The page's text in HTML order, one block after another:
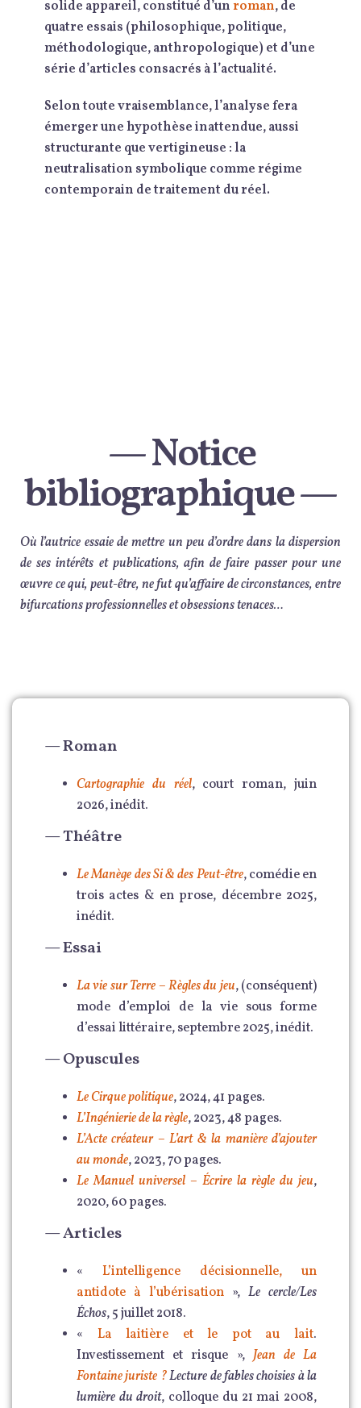
solide appareil, constitué d’unroman, de
quatre essais (philosophique, politique,
méthodologique, anthropologique) et d’une
série d’articles consacrés à l’actualité.
Selon toute vraisemblance, l’analyse fera
émerger une hypothèse inattendue, aussi
structurante que vertigineuse : la
neutralisation symbolique comme régime
contemporain de traitement du réel.
— Notice
bibliographique —
Où l’autrice essaie de mettre un peu d’ordre dans la dispersion
de ses intérêts et publications, afin de faire passer pour une
œuvre ce qui, peut-être, ne fut qu’affaire de circonstances, entre
bifurcations professionnelles et obsessions tenaces…
— Roman
Cartographie du réel, court roman, juin
2026, inédit.
— Théâtre
Le Manège des Si & des Peut-être, comédie en
trois actes & en prose, décembre 2025,
inédit.
— Essai
La vie sur Terre – Règles du jeu, (conséquent)
mode d’emploi de la vie sous forme
d’essai littéraire, septembre 2025, inédit.
— Opuscules
Le Cirque politique, 2024, 41 pages.
L’Ingénierie de la règle, 2023, 48 pages.
L’Acte créateur – L’art & la manière d’ajouter
au monde, 2023, 70 pages.
Le Manuel universel – Écrire la règle du jeu,
2020, 60 pages.
— Articles
« L’intelligence décisionnelle, un
antidote à l’ubérisation », Le cercle/Les
Échos, 5 juillet 2018.
« La laitière et le pot au lait.
Investissement et risque », Jean de La
Fontaine juriste ?Lecture de fables choisies à la
lumière du droit, colloque du 21 mai 2008,